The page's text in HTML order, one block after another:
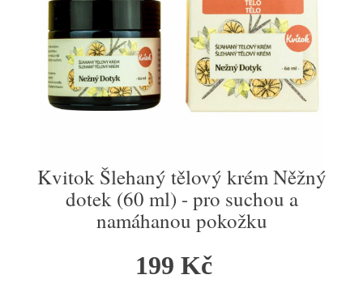
Kvitok Šlehaný tělový krém Něžný
dotek (60 ml) - pro suchou a
namáhanou pokožku
199 Kč